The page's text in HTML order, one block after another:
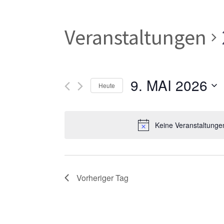
Keine
Veranstaltungen
Heute 9. MAI 2026
wählen.
Vorheriger Tag